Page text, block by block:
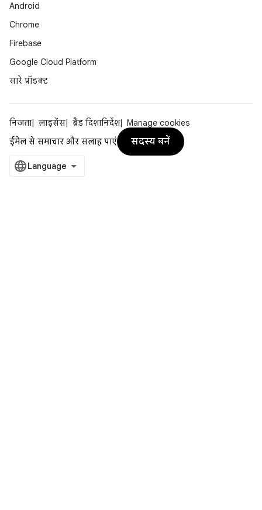
Android
Chrome
Firebase
Google Cloud Platform
सारे प्रॉडक्ट
निजता लाइसेंस ब्रैंड दिशानिर्देश
Manage cookies
ईमेल से समाचार और सलाह पाएं
सदस्य बनें